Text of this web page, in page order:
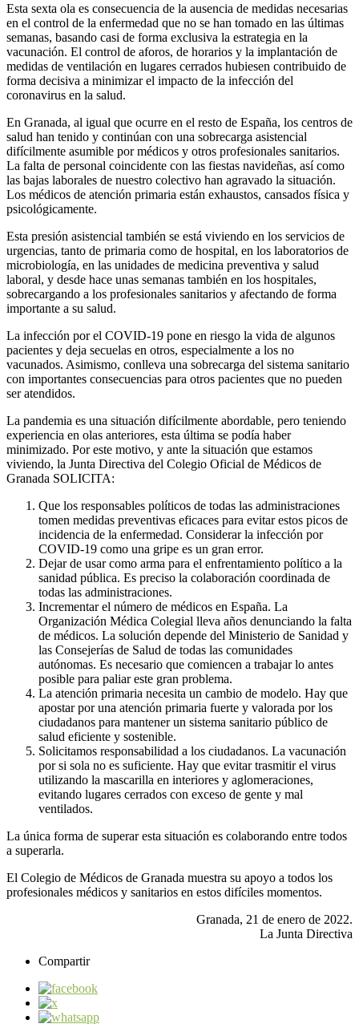
Esta sexta ola es consecuencia de la ausencia de medidas necesarias
en el control de la enfermedad que no se han tomado en las últimas
semanas, basando casi de forma exclusiva la estrategia en la
vacunación. El control de aforos, de horarios y la implantación de
medidas de ventilación en lugares cerrados hubiesen contribuido de
forma decisiva a minimizar el impacto de la infección del
coronavirus en la salud.
En Granada, al igual que ocurre en el resto de España, los centros de
salud han tenido y continúan con una sobrecarga asistencial
difícilmente asumible por médicos y otros profesionales sanitarios.
La falta de personal coincidente con las fiestas navideñas, así como
las bajas laborales de nuestro colectivo han agravado la situación.
Los médicos de atención primaria están exhaustos, cansados física y
psicológicamente.
Esta presión asistencial también se está viviendo en los servicios de
urgencias, tanto de primaria como de hospital, en los laboratorios de
microbiología, en las unidades de medicina preventiva y salud
laboral, y desde hace unas semanas también en los hospitales,
sobrecargando a los profesionales sanitarios y afectando de forma
importante a su salud.
La infección por el COVID-19 pone en riesgo la vida de algunos
pacientes y deja secuelas en otros, especialmente a los no
vacunados. Asimismo, conlleva una sobrecarga del sistema sanitario
con importantes consecuencias para otros pacientes que no pueden
ser atendidos.
La pandemia es una situación difícilmente abordable, pero teniendo
experiencia en olas anteriores, esta última se podía haber
minimizado. Por este motivo, y ante la situación que estamos
viviendo, la Junta Directiva del Colegio Oficial de Médicos de
Granada SOLICITA:
Que los responsables políticos de todas las administraciones
tomen medidas preventivas eficaces para evitar estos picos de
incidencia de la enfermedad. Considerar la infección por
COVID-19 como una gripe es un gran error.
Dejar de usar como arma para el enfrentamiento político a la
sanidad pública. Es preciso la colaboración coordinada de
todas las administraciones.
Incrementar el número de médicos en España. La
Organización Médica Colegial lleva años denunciando la falta
de médicos. La solución depende del Ministerio de Sanidad y
las Consejerías de Salud de todas las comunidades
autónomas. Es necesario que comiencen a trabajar lo antes
posible para paliar este gran problema.
La atención primaria necesita un cambio de modelo. Hay que
apostar por una atención primaria fuerte y valorada por los
ciudadanos para mantener un sistema sanitario público de
salud eficiente y sostenible.
Solicitamos responsabilidad a los ciudadanos. La vacunación
por si sola no es suficiente. Hay que evitar trasmitir el virus
utilizando la mascarilla en interiores y aglomeraciones,
evitando lugares cerrados con exceso de gente y mal
ventilados.
La única forma de superar esta situación es colaborando entre todos
a superarla.
El Colegio de Médicos de Granada muestra su apoyo a todos los
profesionales médicos y sanitarios en estos difíciles momentos.
Granada, 21 de enero de 2022.
La Junta Directiva
Compartir